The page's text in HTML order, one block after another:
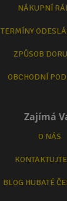
NÁKUPNÍ
TERMÍNY
ZPŮSOB
OBCHODNÍ
Zajímá
O NÁS
BLOG HUBATÉ